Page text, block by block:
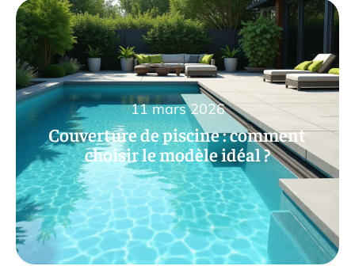
Couverture de piscine : comment
choisir le modèle idéal ?
11 mars 2026